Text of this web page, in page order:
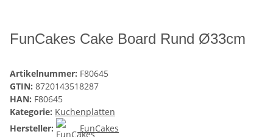
FunCakes Cake Board Rund Ø33cm
Artikelnummer: F80645
GTIN: 8720143518287
HAN: F80645
Kategorie: Kuchenplatten
Hersteller:
FunCakes